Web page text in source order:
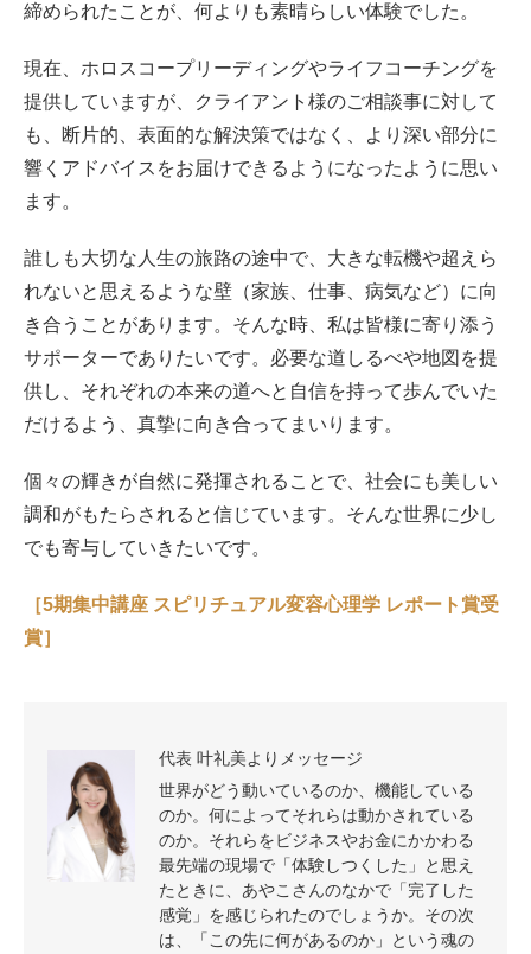
締められたことが、何よりも素晴らしい体験でした。
現在、ホロスコープリーディングやライフコーチングを
提供していますが、クライアント様のご相談事に対して
も、断片的、表面的な解決策ではなく、より深い部分に
響くアドバイスをお届けできるようになったように思い
ます。
誰しも大切な人生の旅路の途中で、大きな転機や超えら
れないと思えるような壁（家族、仕事、病気など）に向
き合うことがあります。そんな時、私は皆様に寄り添う
サポーターでありたいです。必要な道しるべや地図を提
供し、それぞれの本来の道へと自信を持って歩んでいた
だけるよう、真摯に向き合ってまいります。
個々の輝きが自然に発揮されることで、社会にも美しい
調和がもたらされると信じています。そんな世界に少し
でも寄与していきたいです。
［5期集中講座 スピリチュアル変容心理学 レポート賞受
賞］
代表 叶礼美よりメッセージ
世界がどう動いているのか、機能している
のか。何によってそれらは動かされている
のか。それらをビジネスやお金にかかわる
最先端の現場で「体験しつくした」と思え
たときに、あやこさんのなかで「完了した
感覚」を感じられたのでしょうか。その次
は、「この先に何があるのか」という魂の